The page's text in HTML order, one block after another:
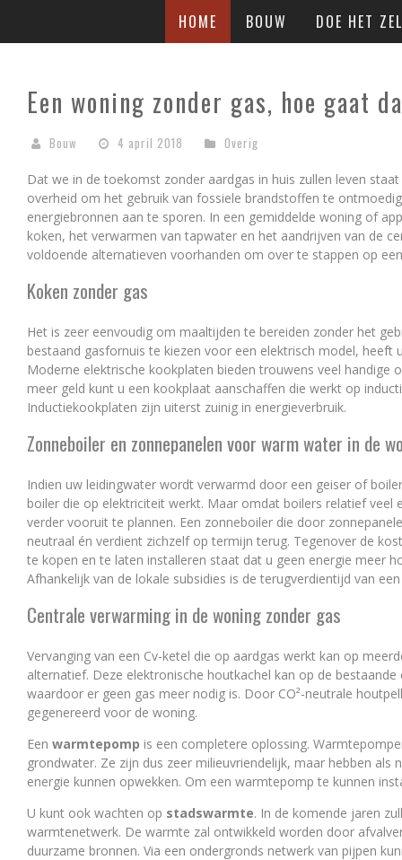
HOME BOUW DOE HET
Een woning zonder gas, hoe gaat
Bouw 4 april 2018 Overig
Dat we in de toekomst zonder aardgas in huis zullen leven
overheid om het gebruik van fossiele brandstoffen te
energiebronnen aan te sporen. In een gemiddelde woning of
koken, het verwarmen van tapwater en het aandrijven van de
voldoende alternatieven voorhanden om over te stappen op
Koken zonder gas
Het is zeer eenvoudig om maaltijden te bereiden zonder het
bestaand gasfornuis te kiezen voor een elektrisch model, heeft
Moderne elektrische kookplaten bieden trouwens veel
meer geld kunt u een kookplaat aanschaffen die werkt op
Inductiekookplaten zijn uiterst zuinig in energieverbruik.
Zonneboiler en zonnepanelen voor warm water in de
Indien uw leidingwater wordt verwarmd door een geiser of
boiler die op elektriciteit werkt. Maar omdat boilers relatief veel
verder vooruit te plannen. Een zonneboiler die door
neutraal én verdient zichzelf op termijn terug. Tegenover de
te kopen en te laten installeren staat dat u geen energie meer
Afhankelijk van de lokale subsidies is de terugverdientijd van
Centrale verwarming in de woning zonder gas
Vervanging van een Cv-ketel die op aardgas werkt kan op
alternatief. Deze elektronische houtkachel kan op de
waardoor er geen gas meer nodig is. Door CO²-neutrale
gegenereerd voor de woning.
Een warmtepomp is een completere oplossing.
grondwater. Ze zijn dus zeer milieuvriendelijk, maar hebben als
energie kunnen opwekken. Om een warmtepomp te kunnen
U kunt ook wachten op stadswarmte. In de komende jaren
warmtenetwerk. De warmte zal ontwikkeld worden door
duurzame bronnen. Via een ondergronds netwerk van pijpen